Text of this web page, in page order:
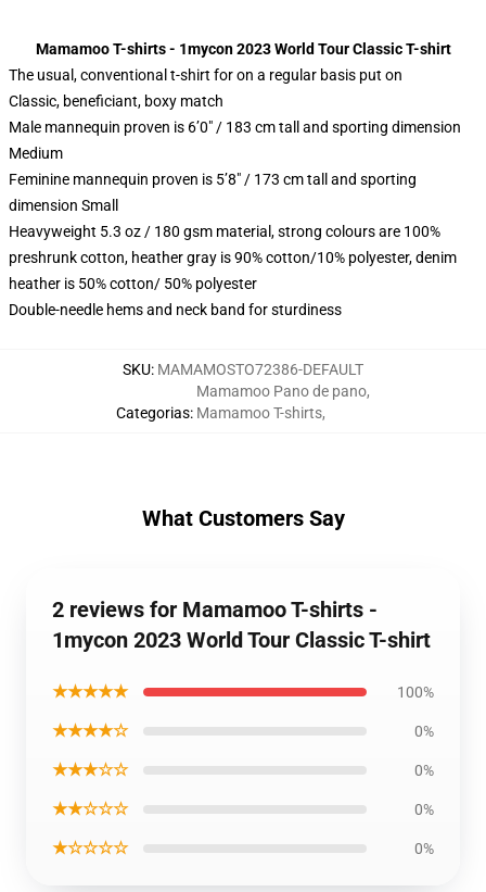
Mamamoo T-shirts - 1mycon 2023 World Tour Classic T-shirt
The usual, conventional t-shirt for on a regular basis put on
Classic, beneficiant, boxy match
Male mannequin proven is 6’0″ / 183 cm tall and sporting dimension
Medium
Feminine mannequin proven is 5’8″ / 173 cm tall and sporting
dimension Small
Heavyweight 5.3 oz / 180 gsm material, strong colours are 100%
preshrunk cotton, heather gray is 90% cotton/10% polyester, denim
heather is 50% cotton/ 50% polyester
Double-needle hems and neck band for sturdiness
SKU: MAMAMOSTO72386-DEFAULT
Categorias:
Mamamoo Pano de pano,
Mamamoo T-shirts,
What Customers Say
2 reviews for Mamamoo T-shirts -
1mycon 2023 World Tour Classic T-shirt
★★★★★ 100%
★★★★☆ 0%
★★★☆☆ 0%
★★☆☆☆ 0%
★☆☆☆☆ 0%